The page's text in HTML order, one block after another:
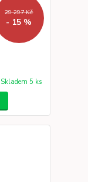
29 297 Kč
- 15 %
Skladem 5 ks